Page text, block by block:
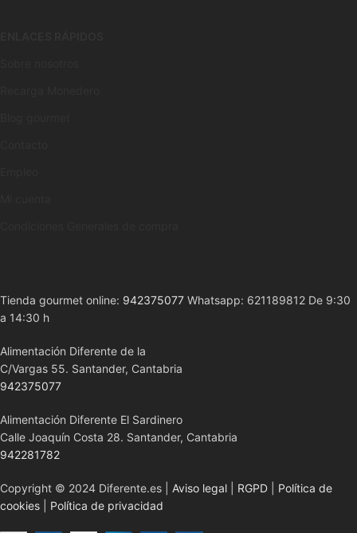
Tienda gourmet online: 942375077 Whatsapp: 621189812 De 9:30
a 14:30 h
Alimentación Diferente de la
C/Vargas 55. Santander, Cantabria
942375077
Alimentación Diferente El Sardinero
Calle Joaquín Costa 28. Santander, Cantabria
942281782
Copyright © 2024 Diferente.es | Aviso legal RGPD
Política de
cookies
Política de privacidad